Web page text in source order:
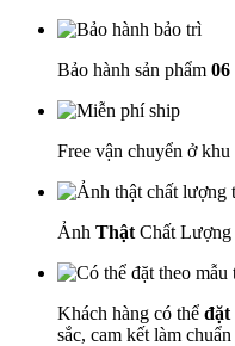
Bảo hành sản phẩm 06
Free vận chuyển ở
Ảnh Thật Chất Lượng
Khách hàng có thể đặt
sắc, cam kết làm